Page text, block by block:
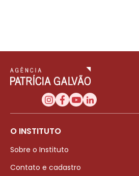
O INSTITUTO
Sobre o Instituto
Contato e cadastro